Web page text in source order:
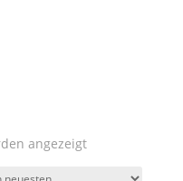
angezeigt